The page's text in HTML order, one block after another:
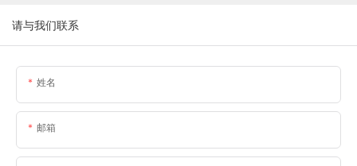
请与我们联系
姓名
邮箱